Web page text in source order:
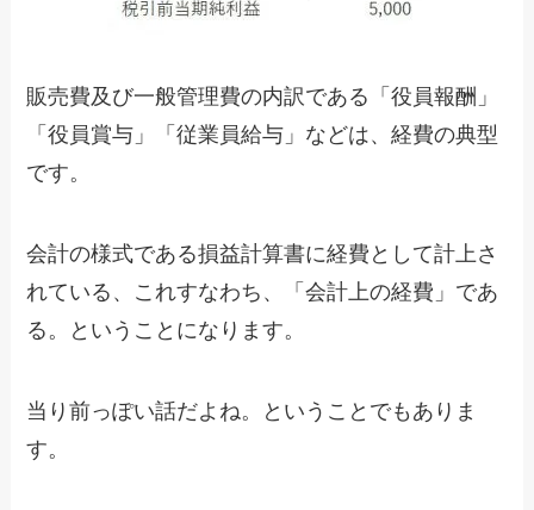
販売費及び一般管理費の内訳である「役員報酬」
「役員賞与」「従業員給与」などは、経費の典型
です。
会計の様式である損益計算書に経費として計上さ
れている、これすなわち、「会計上の経費」であ
る。ということになります。
当り前っぽい話だよね。ということでもありま
す。